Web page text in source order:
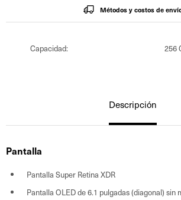
Métodos y costos de
Capacidad 256
Descripción
Pantalla
Pantalla Super Retina XDR
Pantalla OLED de 6.1 pulgadas (diagonal) sin